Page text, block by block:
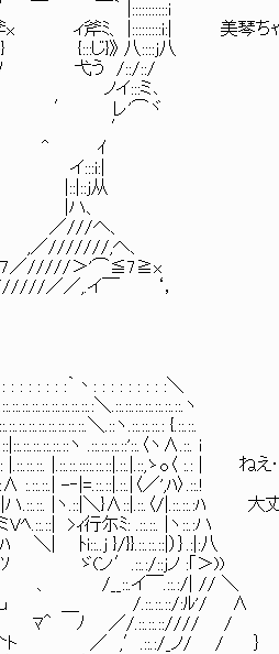
￣ ￣｀ |:::::::::::i
x ィ斧ﾐ、 |:::::::::i:| 美琴ち
} {:::じ}》 八::::j八
ｿ 弋う /::/::/
ノイ:::ミ､
′ レ'⌒ヾ
ﾍ ′
^ ｲ
:::i:|
从
、
へ、
,へ、
/////＞'⌒≦7≧x
／,.イ￣ ‘，
丶: : : : : : : : :＼
＼.::.::.::.::.::.::.::.ヽ
＼.::ヽ.::.::.::.: {.::.::.
ヽ .::.::.::.::'::.〈ヽ∧.::. i
|.::.::.::::.::.::|.::.|.::,ゝo〈 :.: | ね
〈／',ﾊ〉.::.!
|ヽ.::|＼}∧::|.::.〈/|.::.::.:ﾊ 大
>ｨ行尓ﾐ: .::.::. |ヽ::.:ハ
ﾄi::..j }/}}.::.::.::|）｝.:|:八
(ン′.::.:/::jノ :｢＞))
/__::.イ￣.::.:/| // ＼
ｕ ＿ /.::.::.::/:ﾙ'/ ∧
＾ ﾉ ／/.::.::.:://// /
／ ,′.::.:/_ノ/ / ｝